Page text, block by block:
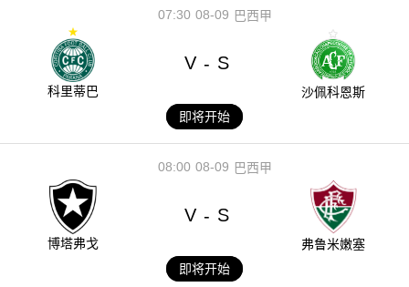
08-09
07:30 巴西甲
科里蒂巴
V - S
沙佩科恩斯
即将开始
08-09
08:00 巴西甲
博塔弗戈
V - S
弗鲁米嫩塞
即将开始